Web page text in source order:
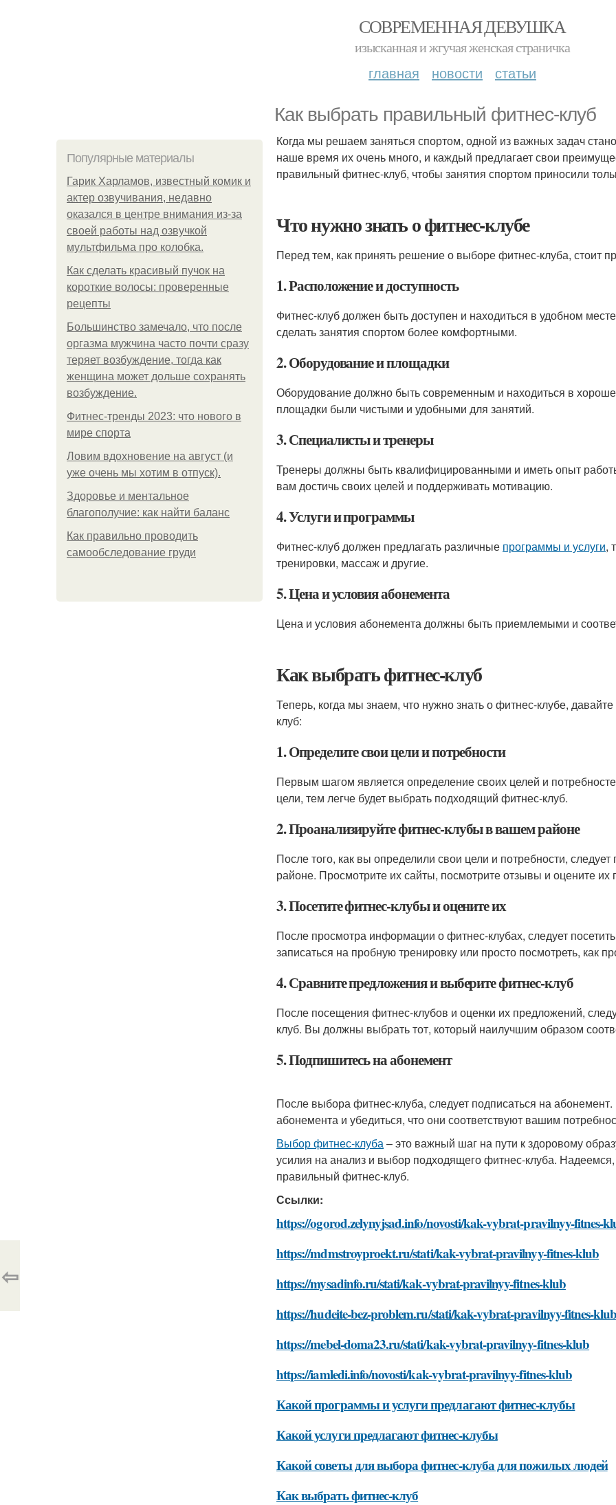
СОВРЕМЕННАЯ ДЕВУШКА
изысканная и жгучая женская страничка
главная новости статьи
Как выбрать правильный фитнес-клуб
Популярные материалы
Гарик Харламов, известный комик и
актер озвучивания, недавно
оказался в центре внимания из-за
своей работы над озвучкой
мультфильма про колобка.
Как сделать красивый пучок на
короткие волосы: проверенные
рецепты
Большинство замечало, что после
оргазма мужчина часто почти сразу
теряет возбуждение, тогда как
женщина может дольше сохранять
возбуждение.
Фитнес-тренды 2023: что нового в
мире спорта
Ловим вдохновение на август (и
уже очень мы хотим в отпуск).
Здоровье и ментальное
благополучие: как найти баланс
Как правильно проводить
самообследование груди
Когда мы решаем заняться спортом, одной из важных задач
наше время их очень много, и каждый предлагает свои
правильный фитнес-клуб, чтобы занятия спортом приносили
Что нужно знать о фитнес-клубе
Перед тем, как принять решение о выборе фитнес-клуба, стоит
1. Расположение и доступность
Фитнес-клуб должен быть доступен и находиться в удобном
сделать занятия спортом более комфортными.
2. Оборудование и площадки
Оборудование должно быть современным и находиться в
площадки были чистыми и удобными для занятий.
3. Специалисты и тренеры
Тренеры должны быть квалифицированными и иметь опыт
вам достичь своих целей и поддерживать мотивацию.
4. Услуги и программы
Фитнес-клуб должен предлагать различные программы и услуги,
тренировки, массаж и другие.
5. Цена и условия абонемента
Цена и условия абонемента должны быть приемлемыми и
Как выбрать фитнес-клуб
Теперь, когда мы знаем, что нужно знать о фитнес-клубе,
клуб:
1. Определите свои цели и потребности
Первым шагом является определение своих целей и
цели, тем легче будет выбрать подходящий фитнес-клуб.
2. Проанализируйте фитнес-клубы в вашем районе
После того, как вы определили свои цели и потребности,
районе. Просмотрите их сайты, посмотрите отзывы и оцените
3. Посетите фитнес-клубы и оцените их
После просмотра информации о фитнес-клубах, следует
записаться на пробную тренировку или просто посмотреть, как
4. Сравните предложения и выберите фитнес-клуб
После посещения фитнес-клубов и оценки их предложений,
клуб. Вы должны выбрать тот, который наилучшим образом
5. Подпишитесь на абонемент
После выбора фитнес-клуба, следует подписаться на
абонемента и убедиться, что они соответствуют вашим
Выбор фитнес-клуба– это важный шаг на пути к здоровому
усилия на анализ и выбор подходящего фитнес-клуба.
правильный фитнес-клуб.
Ссылки:
https://ogorod.zelynyjsad.info/novosti/kak-vybrat-pravilnyy-fitnes-
https://mdmstroyproekt.ru/stati/kak-vybrat-pravilnyy-fitnes-klub
https://mysadinfo.ru/stati/kak-vybrat-pravilnyy-fitnes-klub
https://hudeite-bez-problem.ru/stati/kak-vybrat-pravilnyy-fitnes-
https://mebel-doma23.ru/stati/kak-vybrat-pravilnyy-fitnes-klub
https://iamledi.info/novosti/kak-vybrat-pravilnyy-fitnes-klub
Какой программы и услуги предлагают фитнес-клубы
Какой услуги предлагают фитнес-клубы
Какой советы для выбора фитнес-клуба для пожилых людей
Как выбрать фитнес-клуб
⇦